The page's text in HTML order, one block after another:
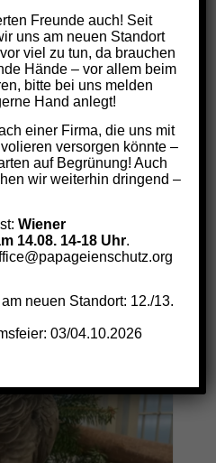
options
Freunde auch! Seit
uns am neuen Standort
viel zu tun, da brauchen
Hände – vor allem beim
bitte bei uns melden
Hand anlegt!
einer Firma, die uns mit
versorgen könnte –
auf Begrünung! Auch
wir weiterhin dringend –
Wiener
14.08. 14-18 Uhr.
neuen Standort: 12./13.
03/04.10.2026